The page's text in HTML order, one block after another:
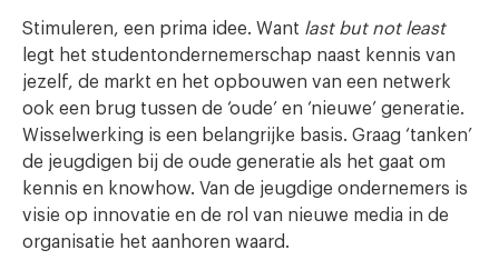
Stimuleren, een prima idee. Want last but not least
legt het studentondernemerschap naast kennis van
jezelf, de markt en het opbouwen van een netwerk
ook een brug tussen de ‘oude’ en ‘nieuwe’ generatie.
Wisselwerking is een belangrijke basis. Graag ‘tanken’
de jeugdigen bij de oude generatie als het gaat om
kennis en knowhow. Van de jeugdige ondernemers is
visie op innovatie en de rol van nieuwe media in de
organisatie het aanhoren waard.